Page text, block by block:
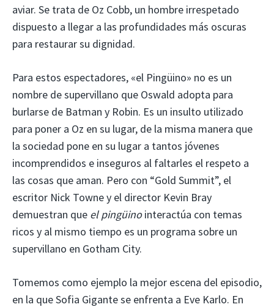
aviar. Se trata de Oz Cobb, un hombre irrespetado
dispuesto a llegar a las profundidades más oscuras
para restaurar su dignidad.
Para estos espectadores, «el Pingüino» no es un
nombre de supervillano que Oswald adopta para
burlarse de Batman y Robin. Es un insulto utilizado
para poner a Oz en su lugar, de la misma manera que
la sociedad pone en su lugar a tantos jóvenes
incomprendidos e inseguros al faltarles el respeto a
las cosas que aman. Pero con “Gold Summit”, el
escritor Nick Towne y el director Kevin Bray
demuestran que el pingüinointeractúa con temas
ricos y al mismo tiempo es un programa sobre un
supervillano en Gotham City.
Tomemos como ejemplo la mejor escena del episodio,
en la que Sofia Gigante se enfrenta a Eve Karlo. En